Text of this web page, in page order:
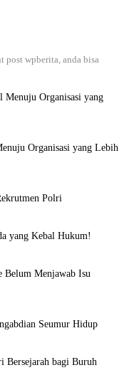
post wpberita, anda bisa
Organisasi yang Lebih
Polri
yang Kebal Hukum!
Belum Menjawab Isu
Seumur Hidup
bagi Buruh